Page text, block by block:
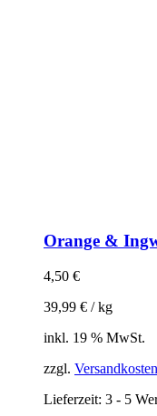
Orange &
4,50 €
39,99 € /kg
inkl. 19 % MwSt.
zzgl. Versandkosten
Lieferzeit: 3 - 5